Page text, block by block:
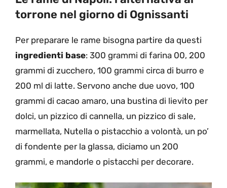
torrone nel giorno di Ognissanti
Per preparare le rame bisogna partire da questi
ingredienti base: 300 grammi di farina 00, 200
grammi di zucchero, 100 grammi circa di burro e
200 ml di latte. Servono anche due uovo, 100
grammi di cacao amaro, una bustina di lievito per
dolci, un pizzico di cannella, un pizzico di sale,
marmellata, Nutella o pistacchio a volontà, un po’
di fondente per la glassa, diciamo un 200
grammi, e mandorle o pistacchi per decorare.